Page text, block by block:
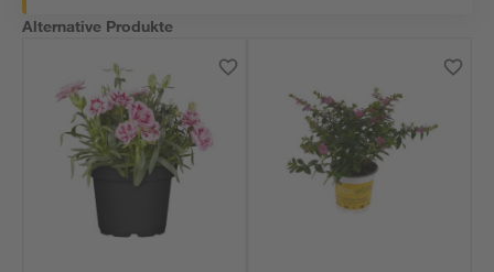
Alternative Produkte